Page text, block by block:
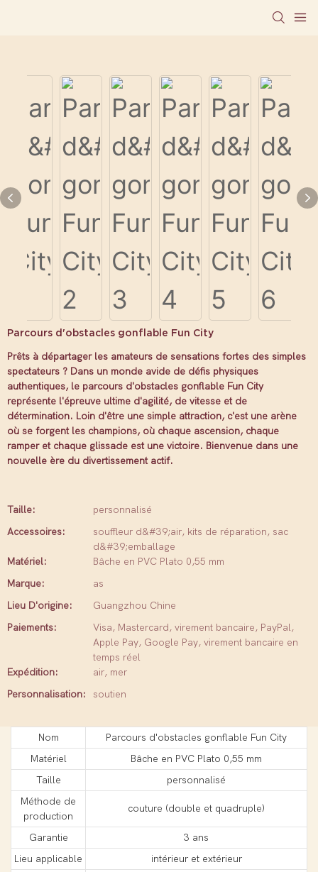
Parcours d'obstacles gonflable Fun City
Prêts à départager les amateurs de sensations fortes des simples
spectateurs ? Dans un monde avide de défis physiques
authentiques, le parcours d'obstacles gonflable Fun City
représente l'épreuve ultime d'agilité, de vitesse et de
détermination. Loin d'être une simple attraction, c'est une arène
où se forgent les champions, où chaque ascension, chaque
ramper et chaque glissade est une victoire. Bienvenue dans une
nouvelle ère du divertissement actif.
Taille:
personnalisé
Accessoires:
souffleur d&#39;air, kits de réparation, sac
d&#39;emballage
Matériel:
Bâche en PVC Plato 0,55 mm
Marque:
as
Lieu D'origine:
Guangzhou Chine
Paiements:
Visa, Mastercard, virement bancaire, PayPal,
Apple Pay, Google Pay, virement bancaire en
temps réel
Expédition:
air, mer
Personnalisation:
soutien
Nom
Parcours d'obstacles gonflable Fun City
Matériel
Bâche en PVC Plato 0,55 mm
Taille
personnalisé
Méthode de
production
couture (double et quadruple)
Garantie
3 ans
Lieu applicable
intérieur et extérieur